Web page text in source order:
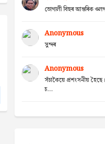
ভোগালী বিহুৰ আন্তৰিক
Anonymous
সুন্দৰ
Anonymous
সঁচাকৈয়ে প্ৰশংসনীয়
চ...